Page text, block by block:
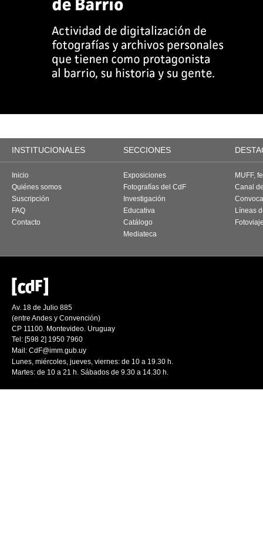
INSTITUCIONALES SECCIONES
Inicio
Quiénes somos
Suscripción
FAQ
Contacto
Exposiciones
Fotografías del CdF
Investigación
Educativa
Catálogo
Mediateca
MUFF,
Canal
Líneas
Av. 18 de Julio 885
(entre Andes y Convención)
CP 11100. Montevideo. Uruguay
Tel: [598 2] 1950 7960
Mail: CdF@imm.gub.uy
Lunes, miércoles, jueves, viernes: de 10 a 19.30 h.
Martes: de 10 a 21 h. Sábados de 9.30 a 14.30 h.